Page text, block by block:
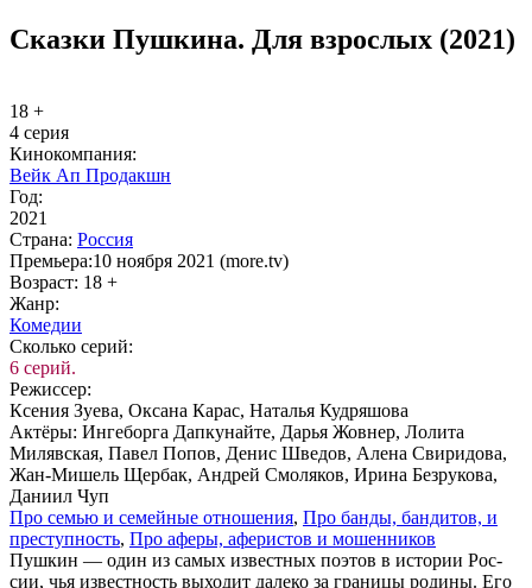
Сказки Пушкина. Для взрослых (2021)
18 +
4 серия
Ки­но­ком­па­ния:
Вейк Ап Продакшн
Год:
2021
Стра­на: Рос­сия
Пре­мье­ра:10 ноября 2021 (more.tv)
Воз­раст: 18 +
Жанр:
Ко­ме­дии
Сколь­ко се­рий:
6 серий.
Ре­жис­сер:
Ксения Зуева, Оксана Карас, Наталья Кудряшова
Ак­тё­ры: Ингеборга Дапкунайте, Дарья Жовнер, Лолита
Милявская, Павел Попов, Денис Шведов, Алена Свиридова,
Жан-Мишель Щербак, Андрей Смоляков, Ирина Безрукова,
Даниил Чуп
Про се­мью и се­мей­ные от­но­ше­ния, Про бан­ды, бан­ди­тов, и
пре­ступ­ность, Про афе­ры, афе­ри­стов и мо­шен­ни­ков
Пуш­кин — один из са­мых из­вест­ных по­этов в ис­то­рии Рос­
сии, чья из­вест­ность вы­хо­дит да­ле­ко за гра­ни­цы ро­ди­ны. Его